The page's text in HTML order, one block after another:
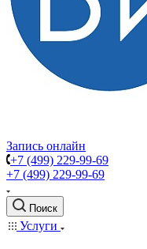
Запись онлайн
+7 (499) 229-99-69
+7 (499) 229-99-69
Поиск
Услуги